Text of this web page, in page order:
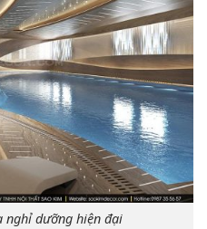
nghỉ dưỡng hiện đại